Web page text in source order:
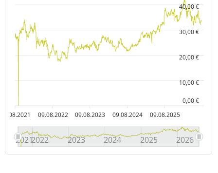
09.08.2021 09.08.2022 09.08.2023 09.08.2024 09.08.2025
0,00 €
10,00 €
20,00 €
30,00 €
40,00 €
20212022 2023 2024 2025 2026